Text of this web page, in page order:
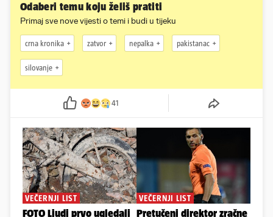
Odaberi temu koju želiš pratiti
Primaj sve nove vijesti o temi i budi u tijeku
crna kronika zatvor nepalka pakistanac
silovanje
41